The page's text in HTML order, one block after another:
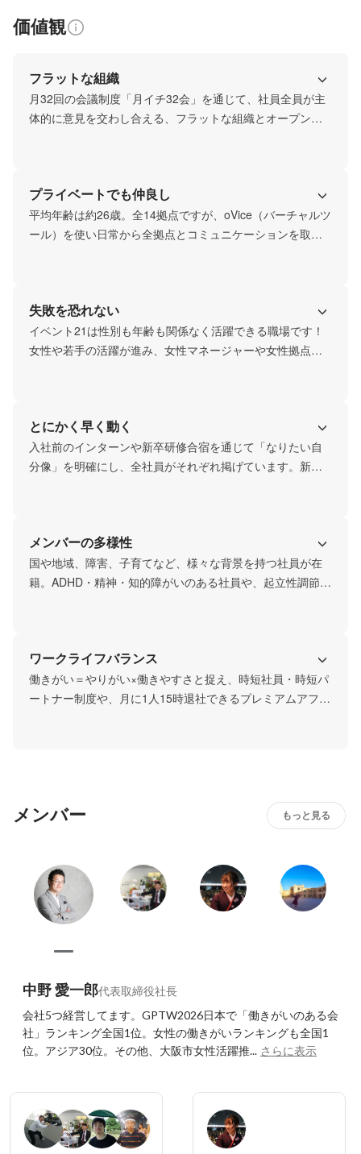
価値観
フラットな組織
月32回の会議制度「月イチ32会」を通じて、社員全員が主
体的に意見を交わし合える、フラットな組織とオープンな
できることで、一人ひとりが成長し、仲間とともに会社を
創っていける職場です！風通しが良く、誰もが活躍できる
チャンスがあり、日々のコミュニケーションからイノベー
プライベートでも仲良し
平均年齢は約26歳。全14拠点ですが、oVice（バーチャルツ
ール）を使い日常から全拠点とコミュニケーションを取り
ライベートでも仲良しなメンバーが多いのが自慢です！ま
たイベントが好きな社員も多いため、プライベートでもラ
イブや地域イベントに行くような仲の社員もいます。自然
失敗を恐れない
イベント21は性別も年齢も関係なく活躍できる職場です！
女性や若手の活躍が進み、女性マネージャーや女性拠点長
性が評価され、成長できる風土が整っています。失敗を恐
れず挑戦できる文化があり、その一歩があなたの成長に繋
がります。仲間と支え合いながら、何度でも挑戦できる環
とにかく早く動く
入社前のインターンや新卒研修合宿を通じて「なりたい自
分像」を明確にし、全社員がそれぞれ掲げています。新卒
スピードも早く、行動力（ポジティブに捉え、考え、行動
する）が求められる文化です。会社のビジョンと自分のビ
ジョンを重ねながら、人生そのものを豊かにする場所で
メンバーの多様性
国や地域、障害、子育てなど、様々な背景を持つ社員が在
籍。ADHD・精神・知的障がいのある社員や、起立性調節障
んなで認め合い、大切にして、力を引き出し、合わせるこ
とで、多様な個性を社内外に還元し、誰もが輝く環境づく
りを形にとらわれずに行っています。多様性が力になる職
ワークライフバランス
働きがい＝やりがい×働きやすさと捉え、時短社員・時短パ
ートナー制度や、月に1人15時退社できるプレミアムアフタ
して取材を受け、社員アンケートでも高評価を得ていま
す。ワークとライフ、どちらも大切にできる職場です！
メンバー もっと見る
中野 愛一郎代表取締役社長
会社5つ経営してます。GPTW2026日本で「働きがいのある会
社」ランキング全国1位。女性の働きがいランキングも全国1
位。アジア30位。その他、大阪市女性活躍推... さらに表示